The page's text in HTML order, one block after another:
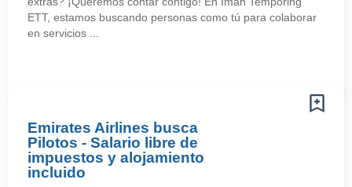
ETT, estamos buscando personas como tú para colaborar
en servicios ...
Emirates Airlines busca
Pilotos - Salario libre de
impuestos y alojamiento
incluido